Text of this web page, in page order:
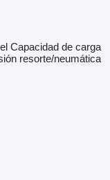
Capacidad de carga
resorte/neumática